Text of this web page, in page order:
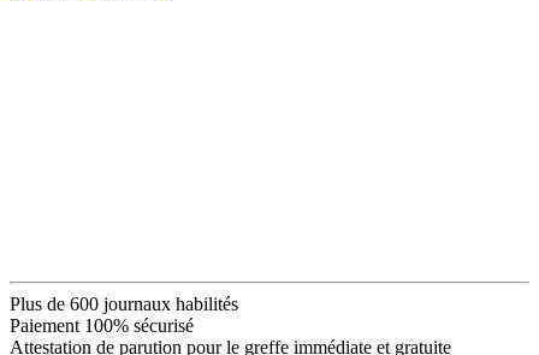
Plus de 600 journaux habilités
Paiement 100% sécurisé
Attestation de parution pour le greffe immédiate et gratuite